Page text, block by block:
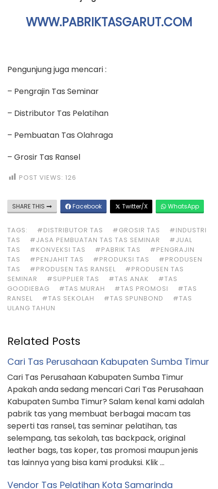
WWW.PABRIKTASGARUT.COM
Pengunjung juga mencari :
– Pengrajin Tas Seminar
– Distributor Tas Pelatihan
– Pembuatan Tas Olahraga
– Grosir Tas Ransel
POST VIEWS: 126
SHARE THIS Facebook Twitter/X WhatsApp
TAGS: #DISTRIBUTOR TAS #GROSIR TAS
#INDUSTRI
TAS
#JASA PEMBUATAN TAS TAS SEMINAR
#JUAL
TAS
#KONVEKSI TAS #PABRIK TAS
#PENGRAJIN
TAS
#PENJAHIT TAS #PRODUKSI TAS
#PRODUSEN
TAS
#PRODUSEN TAS RANSEL
#PRODUSEN TAS
SEMINAR
#SUPPLIER TAS #TAS ANAK
#TAS
GOODIEBAG
#TAS MURAH #TAS PROMOSI
#TAS
RANSEL
#TAS SEKOLAH #TAS SPUNBOND
#TAS
ULANG TAHUN
Related Posts
Cari Tas Perusahaan Kabupaten Sumba Timur
Cari Tas Perusahaan Kabupaten Sumba Timur
Apakah anda sedang mencari Cari Tas Perusahaan
Kabupaten Sumba Timur? Salam kenal kami adalah
pabrik tas yang membuat berbagai macam tas
seperti tas ransel, tas seminar pelatihan, tas
selempang, tas sekolah, tas backpack, original
leather bags, tas koper, tas promosi maupun jenis
tas lainnya yang bisa kami produksi. Klik …
Vendor Tas Pelatihan Kota Samarinda